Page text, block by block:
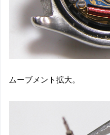
ムーブメント拡大。